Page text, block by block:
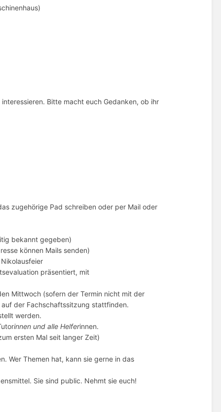
Bitte macht euch Gedanken, ob ihr
zugehörige Pad schreiben oder per Mail oder
bekannt gegeben)
können Mails senden)
präsentiert, mit
Mittwoch (sofern der Termin nicht mit der
auf der Fachschaftssitzung stattfinden.
werden.
innen und alle Helferinnen.
ersten Mal seit langer Zeit)
Wer Themen hat, kann sie gerne in das
Sie sind public. Nehmt sie euch!